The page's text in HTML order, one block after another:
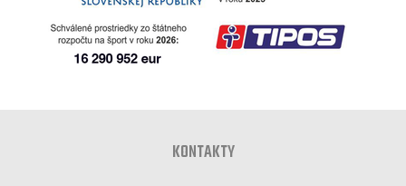
KONTAKTY